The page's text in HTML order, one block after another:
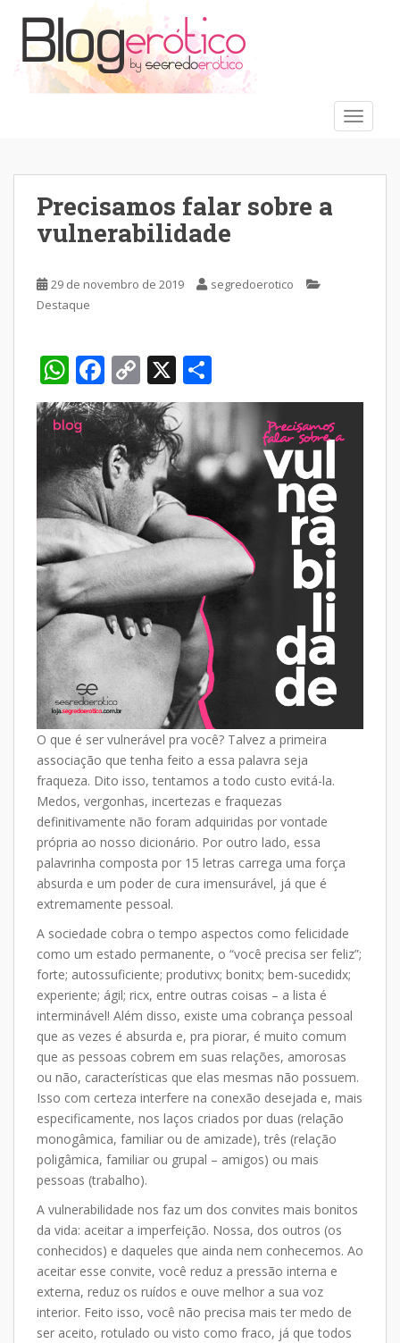
Precisamos falar sobre a
vulnerabilidade
29 de novembro de 2019
segredoerotico
Destaque
W
h
at
s
A
p
p
F
ac
e
b
o
o
k
C
o
p
y
Li
n
k
X
h
ar
e
O que é ser vulnerável pra você? Talvez a primeira
associação que tenha feito a essa palavra seja
fraqueza. Dito isso, tentamos a todo custo evitá-la.
Medos, vergonhas, incertezas e fraquezas
definitivamente não foram adquiridas por vontade
própria ao nosso dicionário. Por outro lado, essa
palavrinha composta por 15 letras carrega uma força
absurda e um poder de cura imensurável, já que é
extremamente pessoal.
A sociedade cobra o tempo aspectos como felicidade
como um estado permanente, o “você precisa ser feliz”;
forte; autossuficiente; produtivx; bonitx; bem-sucedidx;
experiente; ágil; ricx, entre outras coisas – a lista é
interminável! Além disso, existe uma cobrança pessoal
que as vezes é absurda e, pra piorar, é muito comum
que as pessoas cobrem em suas relações, amorosas
ou não, características que elas mesmas não possuem.
Isso com certeza interfere na conexão desejada e, mais
especificamente, nos laços criados por duas (relação
monogâmica, familiar ou de amizade), três (relação
poligâmica, familiar ou grupal – amigos) ou mais
pessoas (trabalho).
A vulnerabilidade nos faz um dos convites mais bonitos
da vida: aceitar a imperfeição. Nossa, dos outros (os
conhecidos) e daqueles que ainda nem conhecemos. Ao
aceitar esse convite, você reduz a pressão interna e
externa, reduz os ruídos e ouve melhor a sua voz
interior. Feito isso, você não precisa mais ter medo de
ser aceito, rotulado ou visto como fraco, já que todos